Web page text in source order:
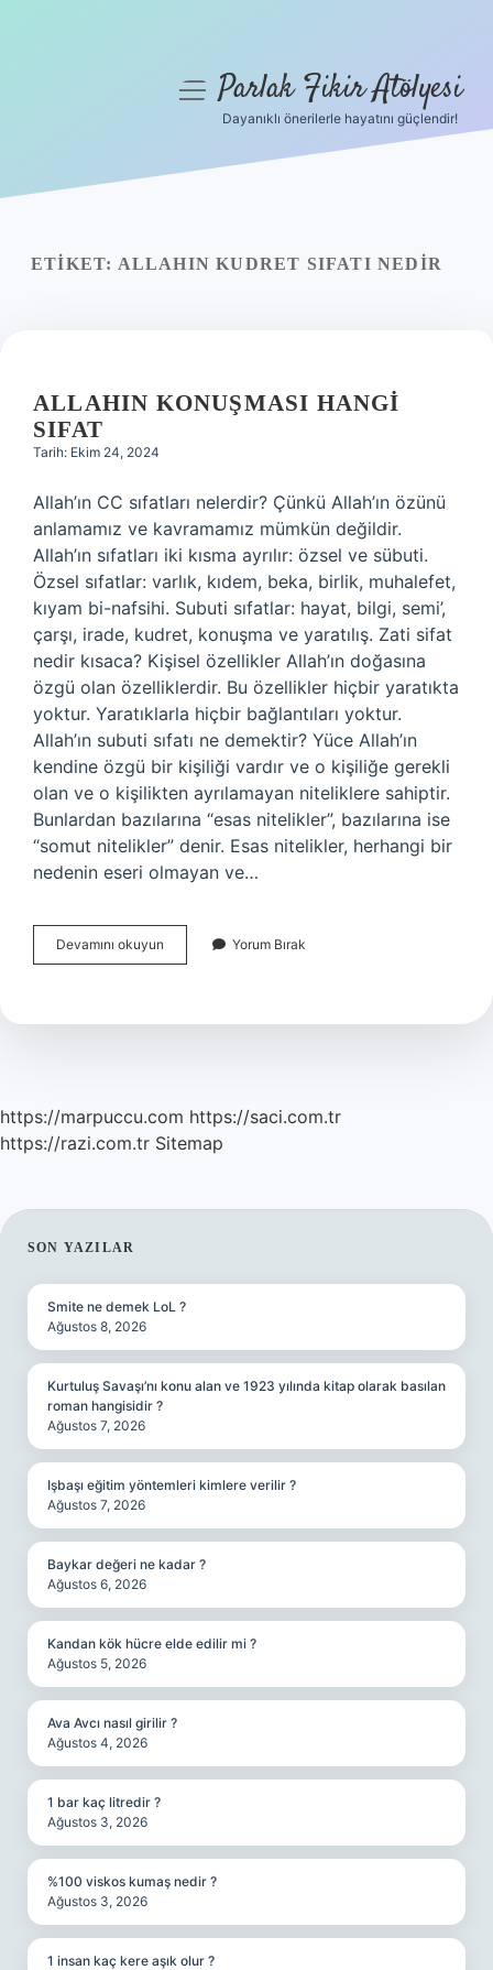
Yasal Uyarı
menüyüParlak Fikir Atölyesi
Dayanıklı önerilerle hayatını güçlendir!
ETIKET: ALLAHIN KUDRET SIFATI NEDIR
ALLAHIN KONUŞMASI HANGI
SIFAT
Tarih: Ekim 24, 2024
Allah’ın CC sıfatları nelerdir? Çünkü Allah’ın özünü
anlamamız ve kavramamız mümkün değildir.
Allah’ın sıfatları iki kısma ayrılır: özsel ve sübuti.
Özsel sıfatlar: varlık, kıdem, beka, birlik, muhalefet,
kıyam bi-nafsihi. Subuti sıfatlar: hayat, bilgi, semi’,
çarşı, irade, kudret, konuşma ve yaratılış. Zati sifat
nedir kısaca? Kişisel özellikler Allah’ın doğasına
özgü olan özelliklerdir. Bu özellikler hiçbir yaratıkta
yoktur. Yaratıklarla hiçbir bağlantıları yoktur.
Allah’ın subuti sıfatı ne demektir? Yüce Allah’ın
kendine özgü bir kişiliği vardır ve o kişiliğe gerekli
olan ve o kişilikten ayrılamayan niteliklere sahiptir.
Bunlardan bazılarına “esas nitelikler”, bazılarına ise
“somut nitelikler” denir. Esas nitelikler, herhangi bir
nedenin eseri olmayan ve…
Devamını okuyun
Konuşması
Yorum Bırak
https://marpuccu.com https://saci.com.tr
https://razi.com.tr Sitemap
SIDEBAR
SON YAZILAR
Smite ne demek LoL ?
Ağustos 8, 2026
Kurtuluş Savaşı’nı konu alan ve 1923 yılında kitap olarak basılan
roman hangisidir ?
Ağustos 7, 2026
Işbaşı eğitim yöntemleri kimlere verilir ?
Ağustos 7, 2026
Baykar değeri ne kadar ?
Ağustos 6, 2026
Kandan kök hücre elde edilir mi ?
Ağustos 5, 2026
Ava Avcı nasıl girilir ?
Ağustos 4, 2026
1 bar kaç litredir ?
Ağustos 3, 2026
%100 viskos kumaş nedir ?
Ağustos 3, 2026
1 insan kaç kere aşık olur ?